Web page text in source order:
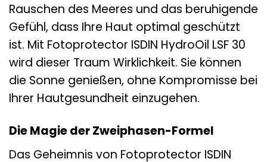
Rauschen des Meeres und das beruhigende
Gefühl, dass Ihre Haut optimal geschützt
ist. Mit Fotoprotector ISDIN HydroOil LSF 30
wird dieser Traum Wirklichkeit. Sie können
die Sonne genießen, ohne Kompromisse bei
Ihrer Hautgesundheit einzugehen.
Die Magie der Zweiphasen-Formel
Das Geheimnis von Fotoprotector ISDIN